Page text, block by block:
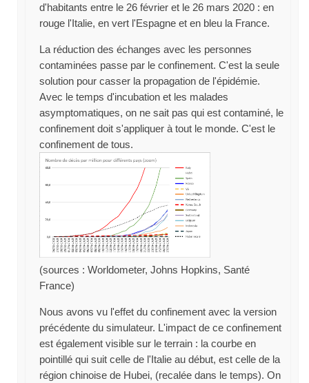
d'habitants entre le 26 février et le 26 mars 2020 : en
rouge l'Italie, en vert l'Espagne et en bleu la France.
La réduction des échanges avec les personnes
contaminées passe par le confinement. C'est la seule
solution pour casser la propagation de l'épidémie.
Avec le temps d'incubation et les malades
asymptomatiques, on ne sait pas qui est contaminé, le
confinement doit s'appliquer à tout le monde. C'est le
confinement de tous.
(sources : Worldometer, Johns Hopkins, Santé
France)
Nous avons vu l'effet du confinement avec la version
précédente du simulateur. L'impact de ce confinement
est également visible sur le terrain : la courbe en
pointillé qui suit celle de l'Italie au début, est celle de la
région chinoise de Hubei, (recalée dans le temps). On